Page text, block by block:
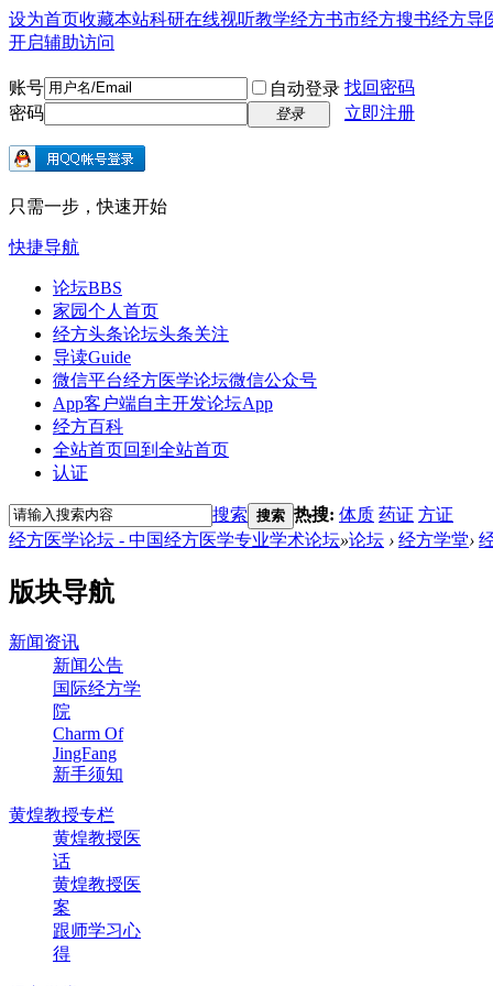
设为首页收藏本站科研在线视听教学经方书市经方搜书经方导
开启辅助访问
账号 自动登录 找回密码
密码
登录 立即注册
只需一步，快速开始
快捷导航
论坛BBS
家园个人首页
经方头条论坛头条关注
导读Guide
微信平台经方医学论坛微信公众号
App客户端自主开发论坛App
经方百科
全站首页回到全站首页
认证
搜索 搜索 热搜: 体质 药证 方证
经方医学论坛 - 中国经方医学专业学术论坛»论坛 › 经方学堂›
版块导航
新闻资讯
新闻公告
国际经方学
院
Charm Of
JingFang
新手须知
黄煌教授专栏
黄煌教授医
话
黄煌教授医
案
跟师学习心
得